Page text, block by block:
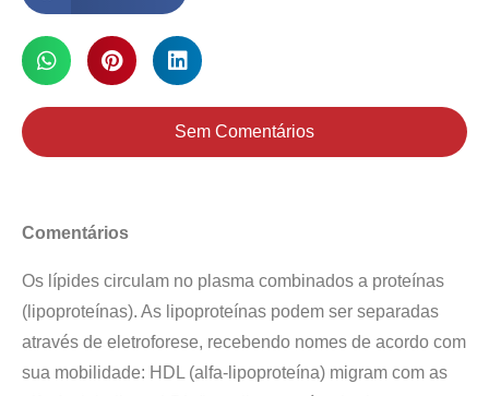
Sem Comentários
Comentários
Os lípides circulam no plasma combinados a proteínas
(lipoproteínas). As lipoproteínas podem ser separadas
através de eletroforese, recebendo nomes de acordo com
sua mobilidade: HDL (alfa-lipoproteína) migram com as